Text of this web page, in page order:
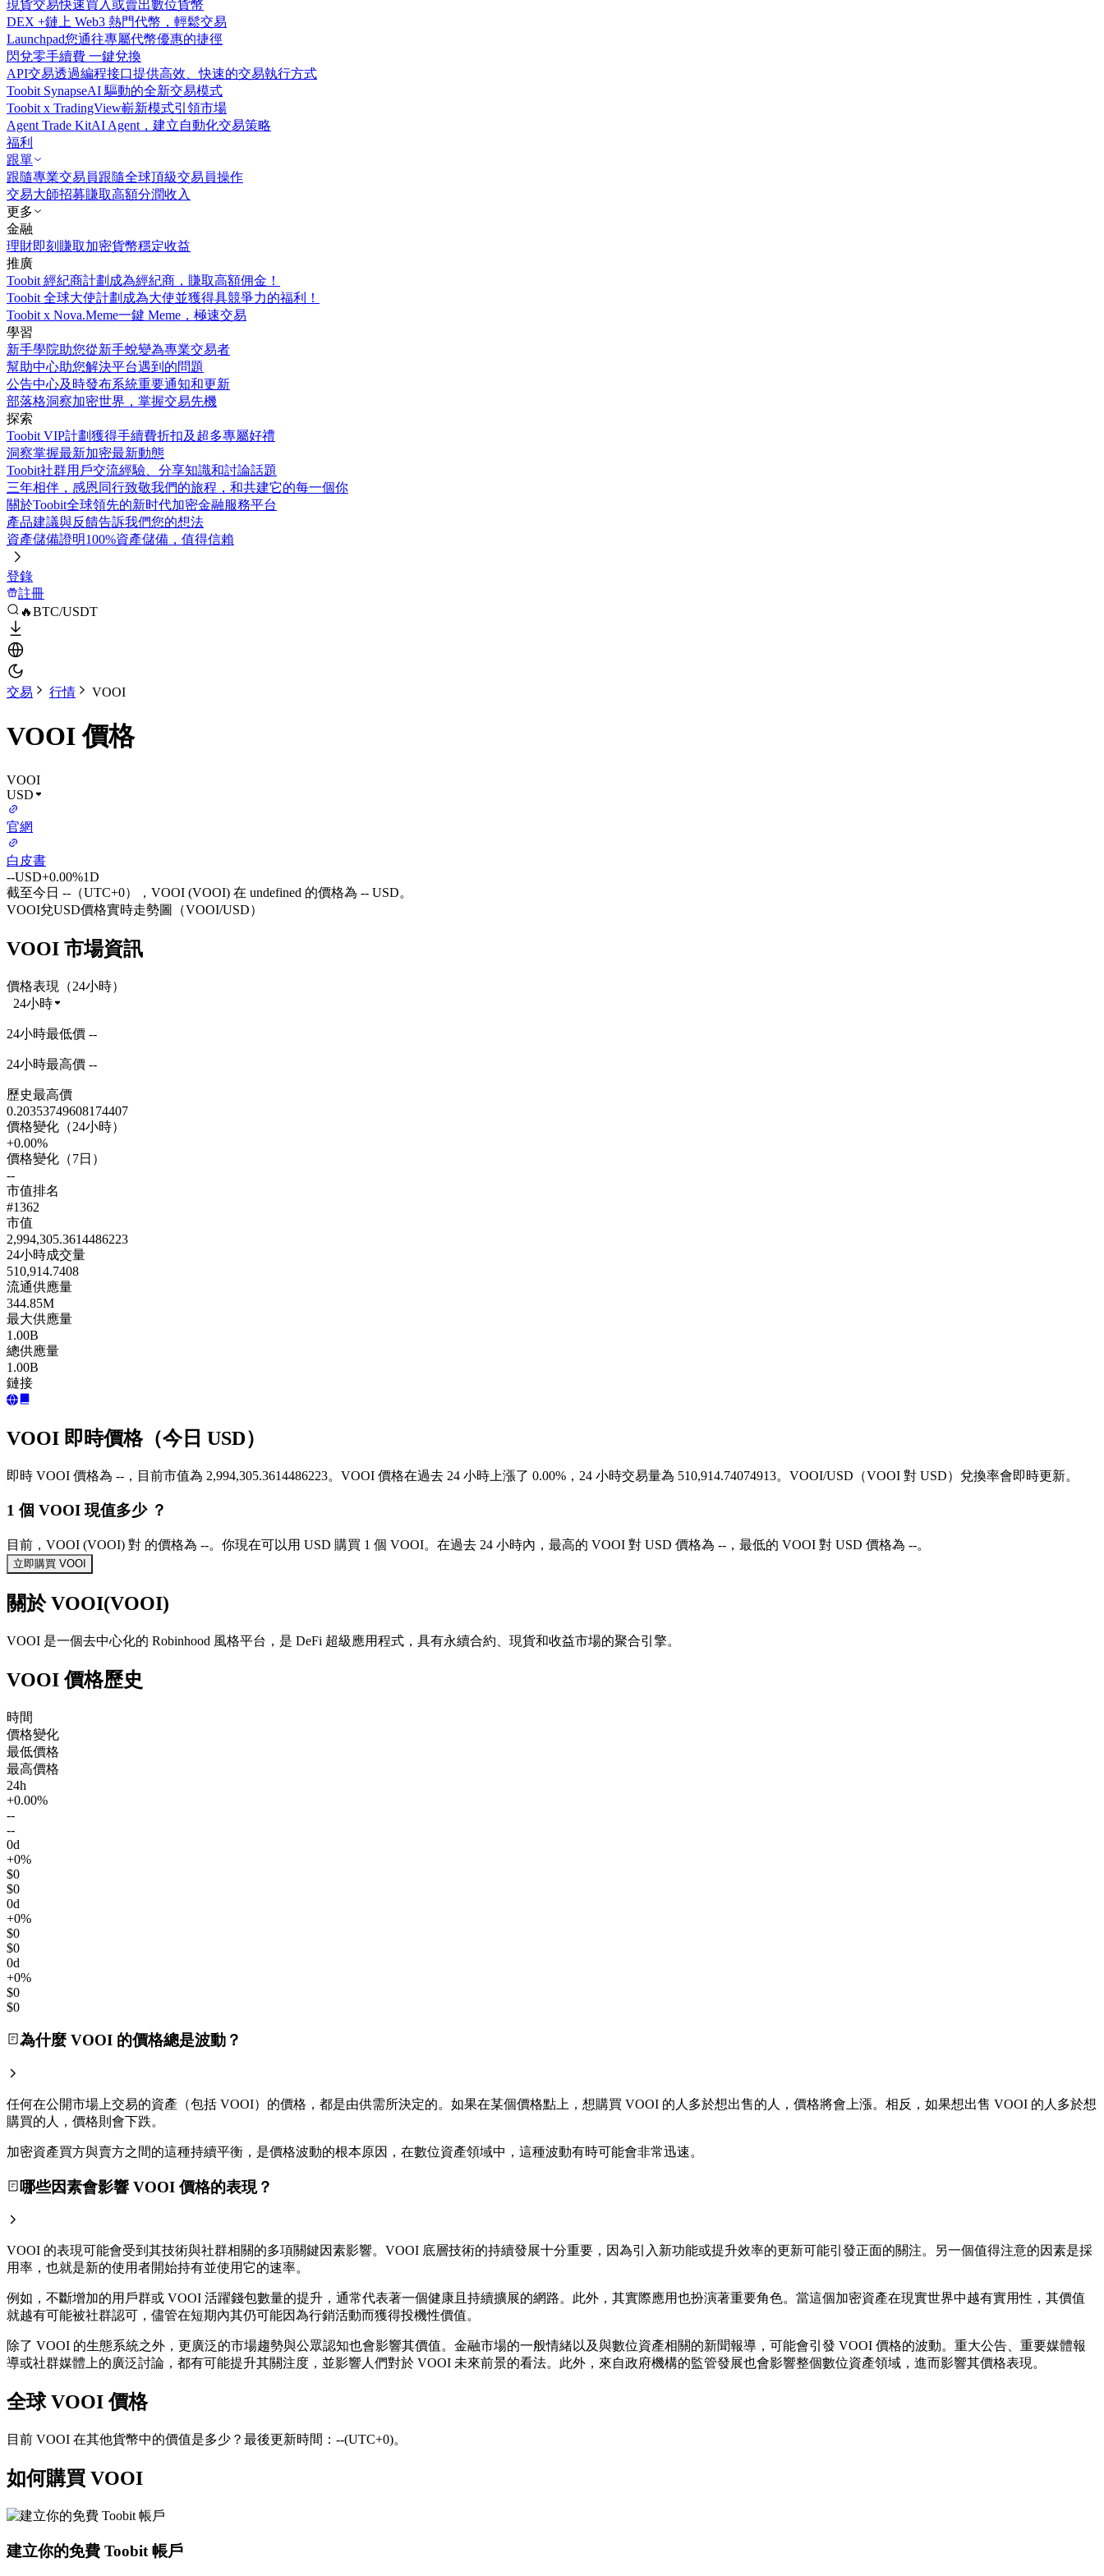
現貨交易快速買入或賣出數位貨幣
DEX +鏈上 Web3 熱門代幣，輕鬆交易
Launchpad您通往專屬代幣優惠的捷徑
閃兌零手續費 一鍵兌換
API交易透過編程接口提供高效、快速的交易執行方式
Toobit SynapseAI 驅動的全新交易模式
Toobit x TradingView嶄新模式引領市場
Agent Trade KitAI Agent，建立自動化交易策略
福利
跟單
跟隨專業交易員跟隨全球頂級交易員操作
交易大師招募賺取高額分潤收入
更多
金融
理財即刻賺取加密貨幣穩定收益
推廣
Toobit 經紀商計劃 成為經紀商，賺取高額佣金！
Toobit 全球大使計劃 成為大使並獲得具競爭力的福利！
Toobit x Nova.Meme一鍵 Meme，極速交易
學習
新手學院助您從新手蛻變為專業交易者
幫助中心助您解決平台遇到的問題
公告中心及時發布系統重要通知和更新
部落格洞察加密世界，掌握交易先機
探索
Toobit VIP計劃獲得手續費折扣及超多專屬好禮
洞察掌握最新加密最新動態
Toobit社群用戶交流經驗、分享知識和討論話題
三年相伴，感恩同行致敬我們的旅程，和共建它的每一個你
關於Toobit全球領先的新时代加密金融服務平台
產品建議與反饋告訴我們您的想法
資產儲備證明100%資產儲備，值得信賴
登錄
註冊
🔥BTC/USDT
交易 行情 VOOI
VOOI 價格
VOOI
USD
官網
白皮書
--USD+0.00%1D
截至今日 --（UTC+0），VOOI (VOOI) 在 undefined 的價格為 -- USD。
VOOI兌USD價格實時走勢圖（VOOI/USD）
VOOI 市場資訊
價格表現（24小時）
24小時
24小時最低價 --
24小時最高價 --
歷史最高價
0.20353749608174407
價格變化（24小時）
+0.00%
價格變化（7日）
--
市值排名
#1362
市值
2,994,305.3614486223
24小時成交量
510,914.7408
流通供應量
344.85M
最大供應量
1.00B
總供應量
1.00B
鏈接
VOOI 即時價格（今日 USD）
即時 VOOI 價格為 --，目前市值為 2,994,305.3614486223。VOOI 價格在過去 24 小時上漲了 0.00%，24 小時交易量為 510,914.74074913。VOOI/USD（VOOI 對 USD）兌換率會即時更新。
1 個 VOOI 現值多少 ？
目前，VOOI (VOOI) 對 的價格為 --。你現在可以用 USD 購買 1 個 VOOI。在過去 24 小時內，最高的 VOOI 對 USD 價格為 --，最低的 VOOI 對 USD 價格為 --。
立即購買 VOOI
關於 VOOI(VOOI)
VOOI 是一個去中心化的 Robinhood 風格平台，是 DeFi 超級應用程式，具有永續合約、現貨和收益市場的聚合引擎。
VOOI 價格歷史
時間
價格變化
最低價格
最高價格
24h
+0.00%
--
--
0d
+0%
$0
$0
0d
+0%
$0
$0
0d
+0%
$0
$0
為什麼 VOOI 的價格總是波動？
任何在公開市場上交易的資產（包括 VOOI）的價格，都是由供需所決定的。如果在某個價格點上，想購買 VOOI 的人多於想出售的人，價格將會上漲。相反，如果想出售 VOOI 的人多於想
購買的人，價格則會下跌。
加密資產買方與賣方之間的這種持續平衡，是價格波動的根本原因，在數位資產領域中，這種波動有時可能會非常迅速。
哪些因素會影響 VOOI 價格的表現？
VOOI 的表現可能會受到其技術與社群相關的多項關鍵因素影響。VOOI 底層技術的持續發展十分重要，因為引入新功能或提升效率的更新可能引發正面的關注。另一個值得注意的因素是採
用率，也就是新的使用者開始持有並使用它的速率。
例如，不斷增加的用戶群或 VOOI 活躍錢包數量的提升，通常代表著一個健康且持續擴展的網路。此外，其實際應用也扮演著重要角色。當這個加密資產在現實世界中越有實用性，其價值
就越有可能被社群認可，儘管在短期內其仍可能因為行銷活動而獲得投機性價值。
除了 VOOI 的生態系統之外，更廣泛的市場趨勢與公眾認知也會影響其價值。金融市場的一般情緒以及與數位資產相關的新聞報導，可能會引發 VOOI 價格的波動。重大公告、重要媒體報
導或社群媒體上的廣泛討論，都有可能提升其關注度，並影響人們對於 VOOI 未來前景的看法。此外，來自政府機構的監管發展也會影響整個數位資產領域，進而影響其價格表現。
全球 VOOI 價格
目前 VOOI 在其他貨幣中的價值是多少？最後更新時間：--(UTC+0)。
如何購買 VOOI
建立你的免費 Toobit 帳戶